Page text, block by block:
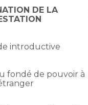
DE LA
introductive
fondé de pouvoir à